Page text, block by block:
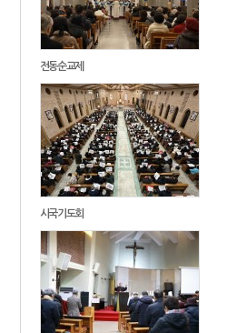
전동순교제
시국기도회